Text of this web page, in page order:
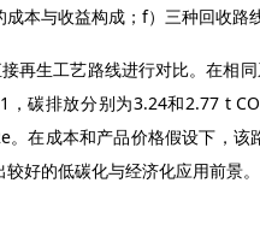
本与收益构成；f）三种回收路
再生工艺路线进行对比。在相
，碳排放分别为3.24和2.77 t
。在成本和产品价格假设下，
好的低碳化与经济化应用前景。